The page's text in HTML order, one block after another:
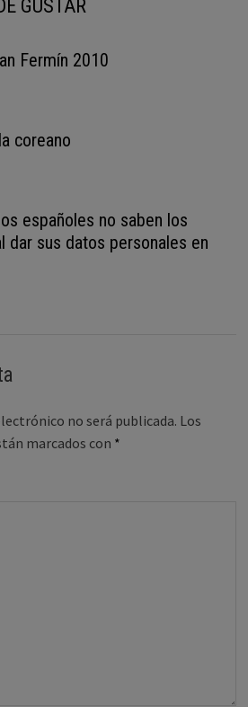
GUSTAR
Fermín 2010
coreano
españoles no saben los
dar sus datos personales en
no será publicada. Los
marcados con *